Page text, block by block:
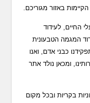
באזור מגוריכם.
החיים, לעידוד
המגמה הטבעונית
כבני אדם, ואנו
ומכאן נולד אתר
בקריות ובכל מקום